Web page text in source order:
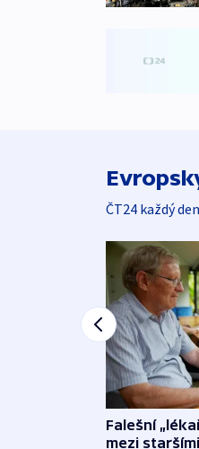
ČT24 každý
Falešní
mezi